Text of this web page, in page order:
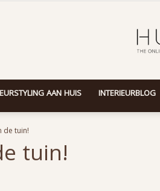
AAN HUIS INTERIEURBLOG
de tuin!
tuin!